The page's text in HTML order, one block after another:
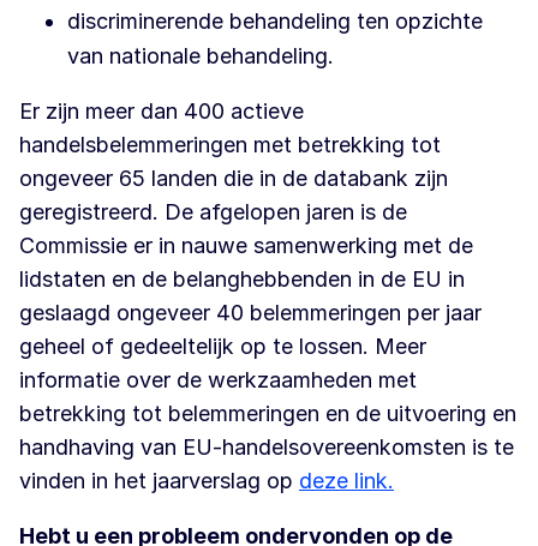
discriminerende behandeling ten opzichte
van nationale behandeling.
Er zijn meer dan 400 actieve
handelsbelemmeringen met betrekking tot
ongeveer 65 landen die in de databank zijn
geregistreerd. De afgelopen jaren is de
Commissie er in nauwe samenwerking met de
lidstaten en de belanghebbenden in de EU in
geslaagd ongeveer 40 belemmeringen per jaar
geheel of gedeeltelijk op te lossen. Meer
informatie over de werkzaamheden met
betrekking tot belemmeringen en de uitvoering en
handhaving van EU-handelsovereenkomsten is te
vinden in het jaarverslag op deze link.
Hebt u een probleem ondervonden op de